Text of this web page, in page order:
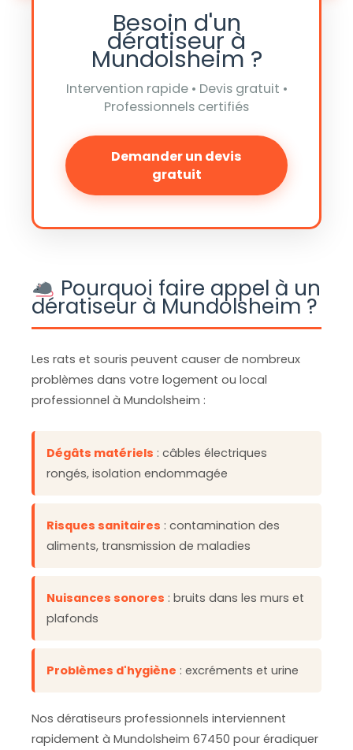
Besoin d'un
dératiseur à
Mundolsheim ?
Intervention rapide • Devis gratuit •
Professionnels certifiés
Demander un devis
gratuit
Pourquoi faire appel à un
dératiseur à Mundolsheim ?
Les rats et souris peuvent causer de nombreux
problèmes dans votre logement ou local
professionnel à Mundolsheim :
Dégâts matériels : câbles électriques
rongés, isolation endommagée
Risques sanitaires : contamination des
aliments, transmission de maladies
Nuisances sonores : bruits dans les murs et
plafonds
Problèmes d'hygiène : excréments et urine
Nos dératiseurs professionnels interviennent
rapidement à Mundolsheim 67450 pour éradiquer